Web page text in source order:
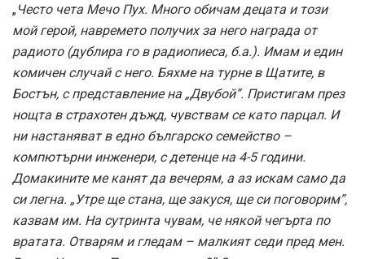
„Често чета Мечо Пух. Много обичам децата и този
мой герой, навремето получих за него награда от
радиото (дублира го в радиопиеса, б.а.). Имам и един
комичен случай с него. Бяхме на турне в Щатите, в
Бостън, с представление на „Двубой”. Пристигам през
нощта в страхотен дъжд, чувствам се като парцал. И
ни настаняват в едно българско семейство –
компютърни инженери, с детенце на 4-5 години.
Домакините ме канят да вечерям, а аз искам само да
си легна. „Утре ще стана, ще закуся, ще си поговорим”,
казвам им. На сутринта чувам, че някой чегърта по
вратата. Отварям и гледам – малкият седи пред мен.